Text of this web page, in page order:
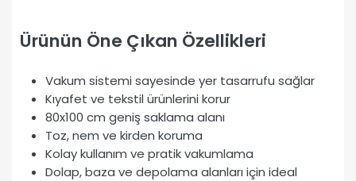
Ürünün Öne Çıkan Özellikleri
Vakum sistemi sayesinde yer tasarrufu sağlar
Kıyafet ve tekstil ürünlerini korur
80x100 cm geniş saklama alanı
Toz, nem ve kirden koruma
Kolay kullanım ve pratik vakumlama
Dolap, baza ve depolama alanları için ideal